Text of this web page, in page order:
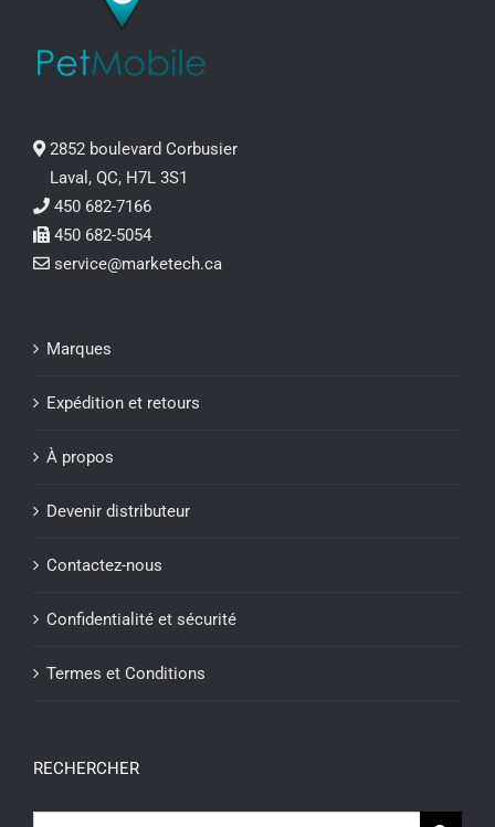
2852 boulevard Corbusier
Laval, QC, H7L 3S1
450 682-7166
450 682-5054
service@marketech.ca
Marques
Expédition et retours
À propos
Devenir distributeur
Contactez-nous
Confidentialité et sécurité
Termes et Conditions
RECHERCHER